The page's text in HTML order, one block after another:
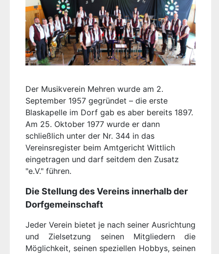
Der Musikverein Mehren wurde am 2.
September 1957 gegründet – die erste
Blaskapelle im Dorf gab es aber bereits 1897.
Am 25. Oktober 1977 wurde er dann
schließlich unter der Nr. 344 in das
Vereinsregister beim Amtgericht Wittlich
eingetragen und darf seitdem den Zusatz
"e.V." führen.
Die Stellung des Vereins innerhalb der
Dorfgemeinschaft
Jeder Verein bietet je nach seiner Ausrichtung
und Zielsetzung seinen Mitgliedern die
Möglichkeit, seinen speziellen Hobbys, seinen